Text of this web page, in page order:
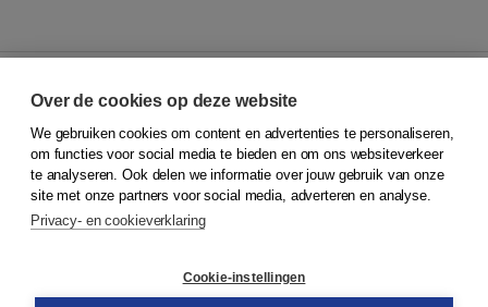
© 2026Koninklijke Boom uitgevers
Klantenservice
Service & informatie
Contact
Over de cookies op deze website
We gebruiken cookies om content en advertenties te personaliseren,
om functies voor social media te bieden en om ons websiteverkeer
te analyseren. Ook delen we informatie over jouw gebruik van onze
site met onze partners voor social media, adverteren en analyse.
Privacy- en cookieverklaring
Cookie-instellingen